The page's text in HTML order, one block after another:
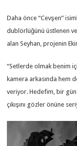
Daha önce “Cevşen”
dublörlüğünü üstlenen
alan Seyhan, projenin
“Setlerde olmak benim
kamera arkasında hem
veriyor. Hedefim, bir
çıkışını gözler önüne